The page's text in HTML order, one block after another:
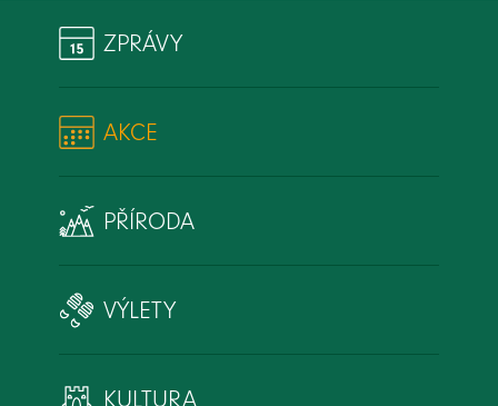
ZPRÁVY
AKCE
PŘÍRODA
VÝLETY
KULTURA